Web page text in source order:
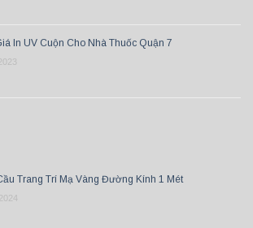
In UV Cuộn Cho Nhà Thuốc Quận 7
Trang Trí Mạ Vàng Đường Kính 1 Mét